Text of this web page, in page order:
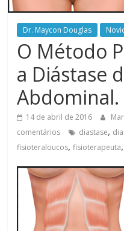
Dr. Maycon Douglas
O Método
a Diástase
Abdominal.
14 de abril de 2016
comentários
diastase,
fisioteraloucos,fisioterapeuta